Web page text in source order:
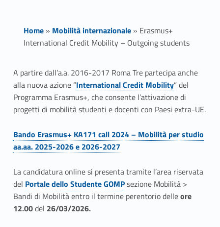
Home» Mobilità internazionale» Erasmus+
International Credit Mobility – Outgoing students
E
r
a
s
m
u
s
+
A partire dall’a.a. 2016-2017 Roma Tre partecipa anche
alla nuova azione “Link identifier #identifier__187111-4International Credit Mobility” del
Programma Erasmus+, che consente l’attivazione di
progetti di mobilità studenti e docenti con Paesi extra-UE.
Bando Erasmus+ KA171 call 2024 – Mobilità per studio
aa.aa. 2025-2026 e 2026-2027
La candidatura online si presenta tramite l’area riservata
del Portale dello Studente GOMPsezione Mobilità >
Bandi di Mobilità entro il termine perentorio delleore
12.00del 26/03/2026.